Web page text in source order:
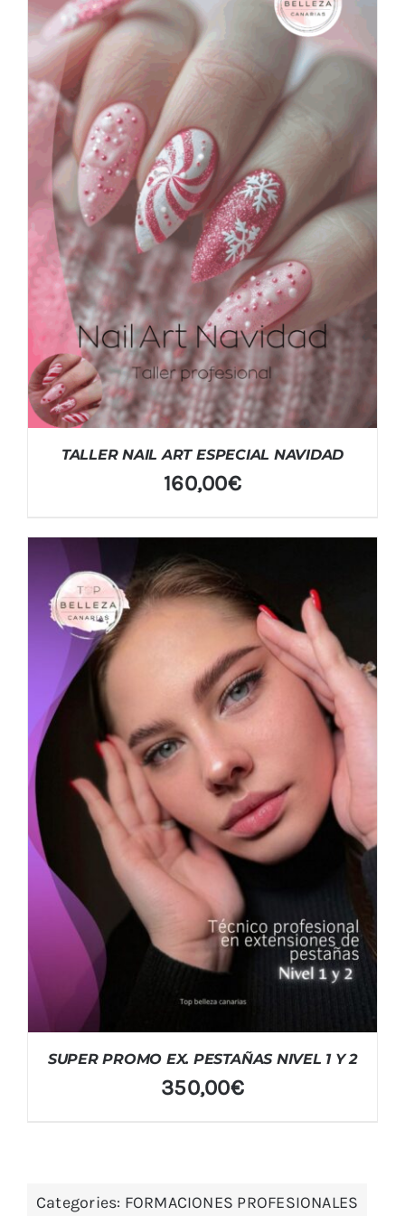
TALLER NAIL ART ESPECIAL NAVIDAD
160,00€
SUPER PROMO EX. PESTAÑAS NIVEL 1 Y 2
350,00€
Categories: FORMACIONES PROFESIONALES